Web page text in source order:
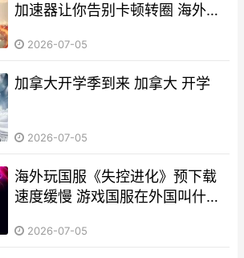
加速器让你告别卡顿转圈 海外留
2026-07-05
加拿大开学季到来 加拿大 开学
2026-07-05
海外玩国服《失控进化》预下载
速度缓慢 游戏国服在外国叫什么
2026-07-05